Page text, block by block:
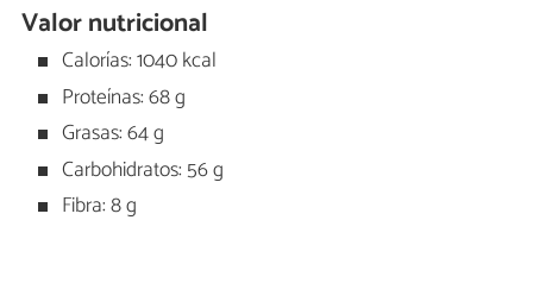
Valor nutricional
Calorías: 1040 kcal
Proteínas: 68 g
Grasas: 64 g
Carbohidratos: 56 g
Fibra: 8 g